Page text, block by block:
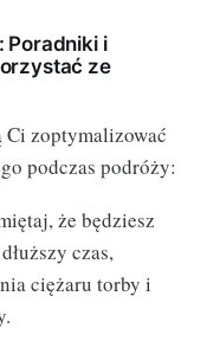
Poradniki i
ze
zoptymalizować
podczas podróży:
że będziesz
czas,
ciężaru torby i